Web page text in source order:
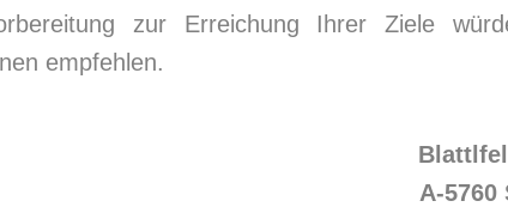
zur Erreichung Ihrer Ziele
empfehlen.
A-5760